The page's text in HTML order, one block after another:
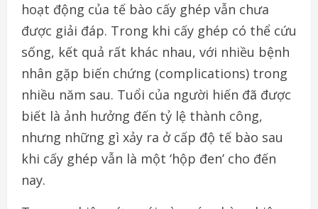
hoạt động của tế bào cấy ghép vẫn chưa
được giải đáp. Trong khi cấy ghép có thể cứu
sống, kết quả rất khác nhau, với nhiều bệnh
nhân gặp biến chứng (complications) trong
nhiều năm sau. Tuổi của người hiến đã được
biết là ảnh hưởng đến tỷ lệ thành công,
nhưng những gì xảy ra ở cấp độ tế bào sau
khi cấy ghép vẫn là một ‘hộp đen’ cho đến
nay.